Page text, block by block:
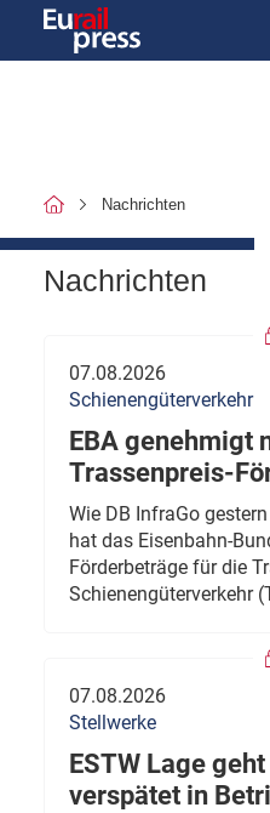
Nachrichten
Nachrichten
07.08.2026
Schienengüterverkehr
EBA genehmigt
Trassenpreis-
Wie DB InfraGo
hat das Eisenbahn-
Förderbeträge für die
Schienengüterverkehr
07.08.2026
Stellwerke
ESTW Lage
verspätet in